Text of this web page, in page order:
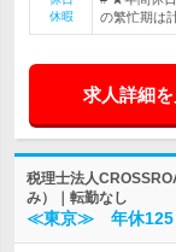
休暇
の繁忙期は
求人詳細
税理士法人
み）｜転勤なし
≪東京≫ 年休125